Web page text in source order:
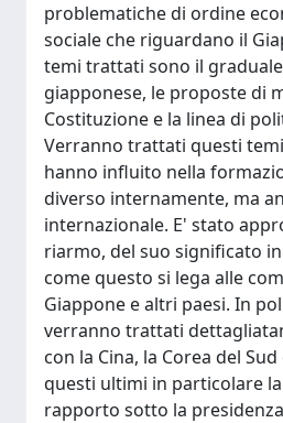
problematiche di ordine
sociale che riguardano il
temi trattati sono il
giapponese, le proposte di
Costituzione e la linea di
Verranno trattati questi
hanno influito nella
diverso internamente, ma
internazionale. E' stato
riarmo, del suo significato
come questo si lega alle
Giappone e altri paesi. In
verranno trattati
con la Cina, la Corea del
questi ultimi in particolare
rapporto sotto la